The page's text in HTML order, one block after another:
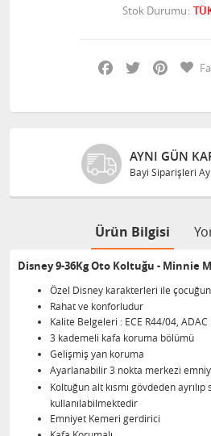
Stok Durumu
Facebook
Twitter Pinterest
AYNI GÜN
Bayi Siparişleri
Ürün Bilgisi
Disney 9-36Kg Oto Koltuğu - Minnie
Özel Disney karakterleri ile
Rahat ve konforludur
Kalite Belgeleri : ECE R44/04,
3 kademeli kafa koruma bölümü
Gelişmiş yan koruma
Ayarlanabilir 3 nokta merkezi
Koltuğun alt kısmı gövdeden
kullanılabilmektedir
Emniyet Kemeri gerdirici